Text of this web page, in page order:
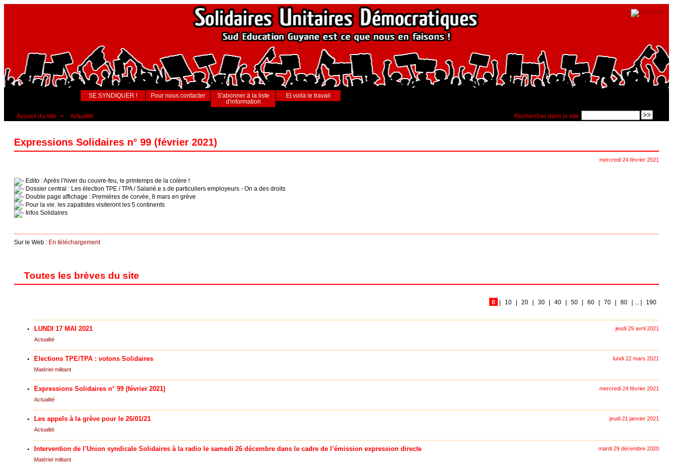
SE SYNDIQUER ! Pour nous contacter
S'abonner à la liste
d'information
Et voilà le travail
Rechercher dans le site
Accueil du site > Actualité
Expressions Solidaires n° 99 (février 2021)
mercredi 24 février 2021
Edito : Après l’hiver du couvre-feu, le printemps de la colère !
Dossier central : Les élection TPE / TPA / Salarié.e.s de particuliers employeurs - On a des droits
Double page affichage : Premières de corvée, 8 mars en grève
Pour la vie. les zapatistes visiteront les 5 continents
Infos Solidaires
Sur le Web : En téléchargement
Toutes les brèves du site
0 10 20 30 40 50 60 70 80 ... 190
jeudi 29 avril 2021
LUNDI 17 MAI 2021
Actualité
lundi 22 mars 2021
Elections TPE/TPA : votons Solidaires
Matériel militant
mercredi 24 février 2021
Expressions Solidaires n° 99 (février 2021)
Actualité
jeudi 21 janvier 2021
Les appels à la grève pour le 26/01/21
Actualité
mardi 29 décembre 2020
Intervention de l’Union syndicale Solidaires à la radio le samedi 26 décembre dans le cadre de l’émission expression directe
Matériel militant